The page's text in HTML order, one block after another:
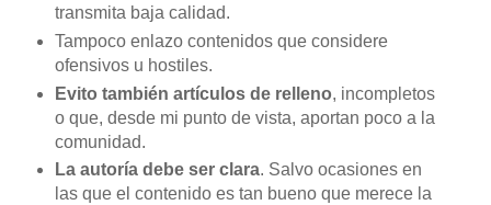
transmita baja calidad.
Tampoco enlazo contenidos que considere
ofensivos u hostiles.
Evito también artículos de relleno, incompletos
o que, desde mi punto de vista, aportan poco a la
comunidad.
La autoría debe ser clara. Salvo ocasiones en
las que el contenido es tan bueno que merece la